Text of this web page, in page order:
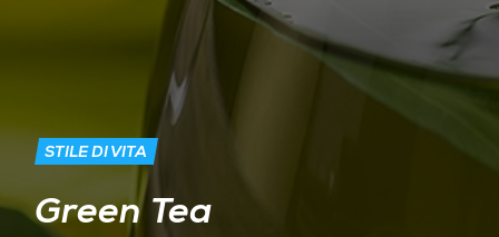
STILE DI VITA
Green Tea